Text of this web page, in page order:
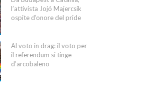
l’attivista Jojó Majercsik
ospite d’onore del pride
Al voto in drag: il voto per
il referendum si tinge
d’arcobaleno